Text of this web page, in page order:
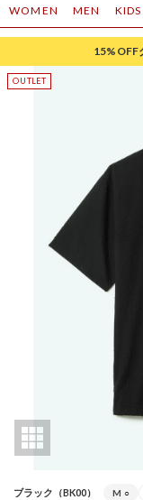
WOMEN MEN KIDS
15%OFF
ブラック（BK00） M ○